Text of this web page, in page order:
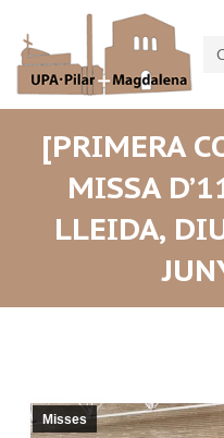
[PRIMERA
MISSA
LLEIDA,
Misses